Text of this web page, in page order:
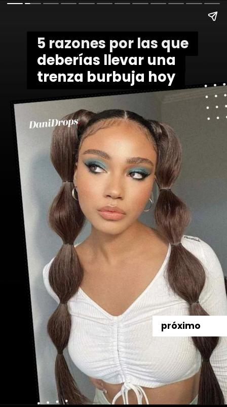
5 razones por las que
deberías llevar una
trenza burbuja hoy
5 razones por las que
deberías llevar una
trenza burbuja hoy
próximo